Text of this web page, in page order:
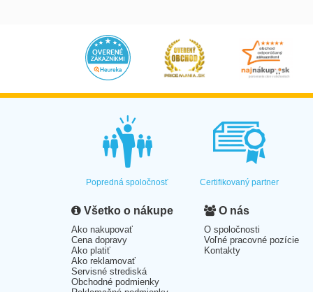
Popredná spoločnosť Certifikovaný partner
Všetko o nákupe
Ako nakupovať
Cena dopravy
Ako platiť
Ako reklamovať
Servisné strediská
Obchodné podmienky
O nás
O spoločnosti
Voľné pracovné pozície
Kontakty